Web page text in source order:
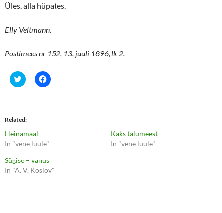
Üles, alla hüpates.
Elly Veltmann.
Postimees nr 152, 13. juuli 1896, lk 2.
C
l
t
o
s
a
r
e
n
T
w
C
l
r
n
F
a
Related
Heinamaal
In "vene luule"
Kaks talumeest
In "vene luule"
Sügise – vanus
In "A. V. Koslov"